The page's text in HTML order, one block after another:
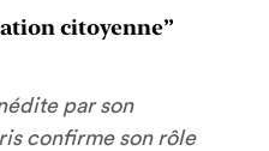
citoyenne”
par son
confirme son rôle